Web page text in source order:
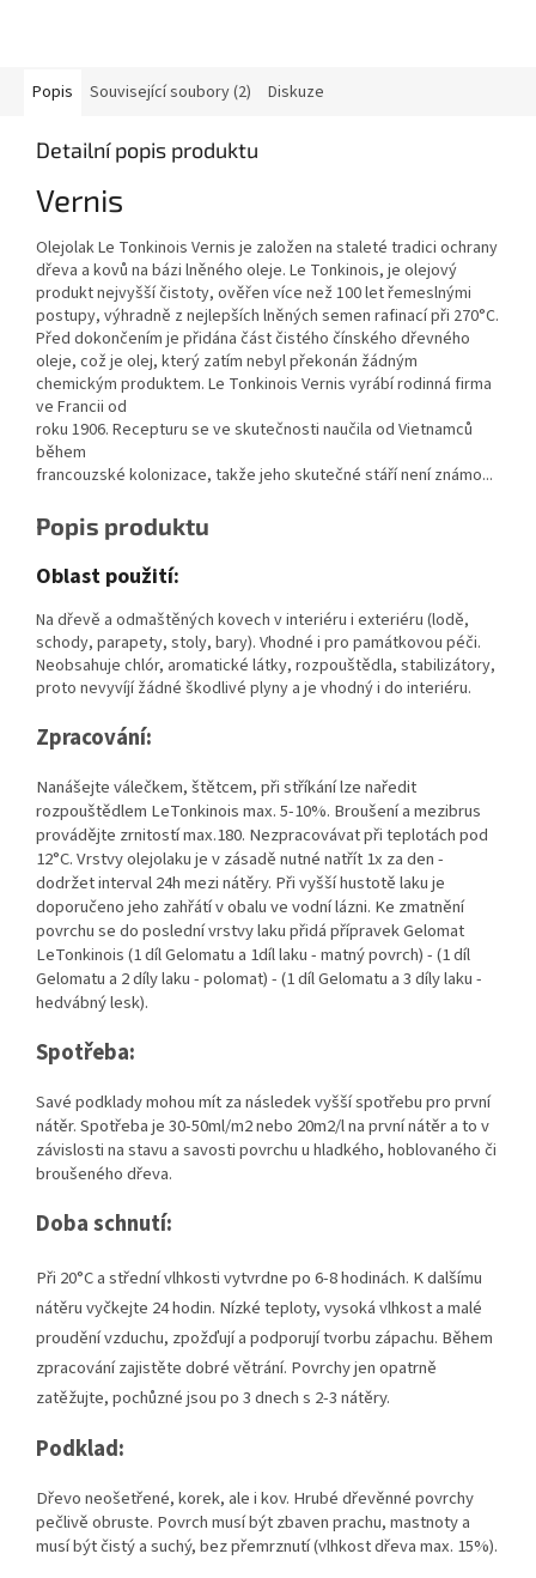
Popis Související soubory (2) Diskuze
Detailní popis produktu
Vernis
Olejolak Le Tonkinois Vernis je založen na staleté tradici ochrany
dřeva a kovů na bázi lněného oleje. Le Tonkinois, je olejový
produkt nejvyšší čistoty, ověřen více než 100 let řemeslnými
postupy, výhradně z nejlepších lněných semen rafinací při 270°C.
Před dokončením je přidána část čistého čínského dřevného
oleje, což je olej, který zatím nebyl překonán žádným
chemickým produktem. Le Tonkinois Vernis vyrábí rodinná firma
ve Francii od
roku 1906. Recepturu se ve skutečnosti naučila od Vietnamců
během
francouzské kolonizace, takže jeho skutečné stáří není známo...
Popis produktu
Oblast použití:
Na dřevě a odmaštěných kovech v interiéru i exteriéru (lodě,
schody, parapety, stoly, bary). Vhodné i pro památkovou péči.
Neobsahuje chlór, aromatické látky, rozpouštědla, stabilizátory,
proto nevyvíjí žádné škodlivé plyny a je vhodný i do interiéru.
Zpracování:
Nanášejte válečkem, štětcem, při stříkání lze naředit
rozpouštědlem LeTonkinois max. 5-10%. Broušení a mezibrus
provádějte zrnitostí max.180. Nezpracovávat při teplotách pod
12°C. Vrstvy olejolaku je v zásadě nutné natřít 1x za den -
dodržet interval 24h mezi nátěry. Při vyšší hustotě laku je
doporučeno jeho zahřátí v obalu ve vodní lázni. Ke zmatnění
povrchu se do poslední vrstvy laku přidá přípravek Gelomat
LeTonkinois (1 díl Gelomatu a 1díl laku - matný povrch) - (1 díl
Gelomatu a 2 díly laku - polomat) - (1 díl Gelomatu a 3 díly laku -
hedvábný lesk).
Spotřeba:
Savé podklady mohou mít za následek vyšší spotřebu pro první
nátěr. Spotřeba je 30-50ml/m2 nebo 20m2/l na první nátěr a to v
závislosti na stavu a savosti povrchu u hladkého, hoblovaného či
broušeného dřeva.
Doba schnutí:
Při 20°C a střední vlhkosti vytvrdne po 6-8 hodinách. K dalšímu
nátěru vyčkejte 24 hodin. Nízké teploty, vysoká vlhkost a malé
proudění vzduchu, zpožďují a podporují tvorbu zápachu. Během
zpracování zajistěte dobré větrání. Povrchy jen opatrně
zatěžujte, pochůzné jsou po 3 dnech s 2-3 nátěry.
Podklad:
Dřevo neošetřené, korek, ale i kov. Hrubé dřevěnné povrchy
pečlivě obruste. Povrch musí být zbaven prachu, mastnoty a
musí být čistý a suchý, bez přemrznutí (vlhkost dřeva max. 15%).